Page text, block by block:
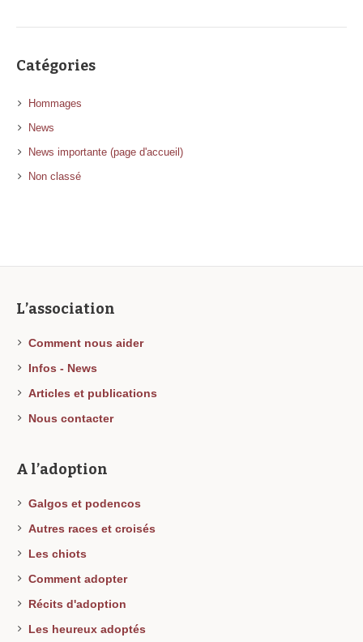
Catégories
Hommages
News
News importante (page d'accueil)
Non classé
L’association
Comment nous aider
Infos - News
Articles et publications
Nous contacter
A l’adoption
Galgos et podencos
Autres races et croisés
Les chiots
Comment adopter
Récits d'adoption
Les heureux adoptés